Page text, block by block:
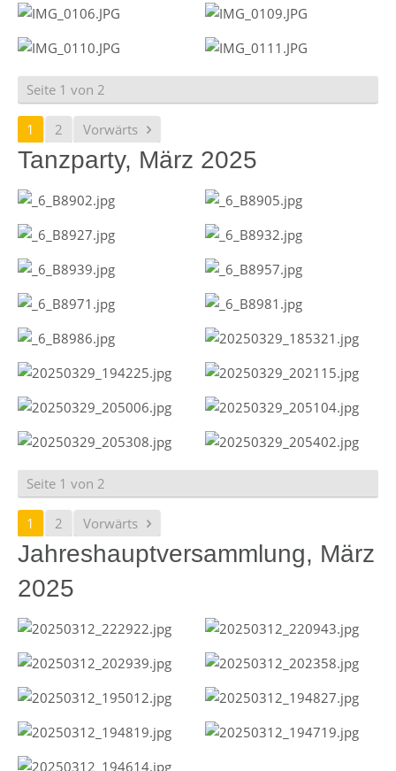
Seite 1 von 2
1 2 Vorwärts
Tanzparty, März 2025
Seite 1 von 2
1 2 Vorwärts
Jahreshauptversammlung, März
2025